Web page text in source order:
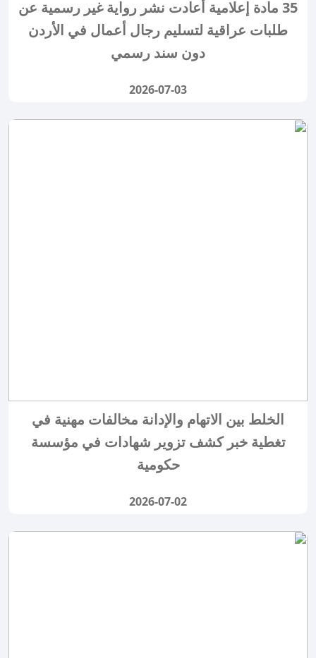
35 مادة إعلامية أعادت نشر رواية غير رسمية عن
طلبات عراقية لتسليم رجال أعمال في الأردن
دون سند رسمي
2026-07-03
الخلط بين الاتهام والإدانة مخالفات مهنية في
تغطية خبر كشف تزوير شهادات في مؤسسة
حكومية
2026-07-02